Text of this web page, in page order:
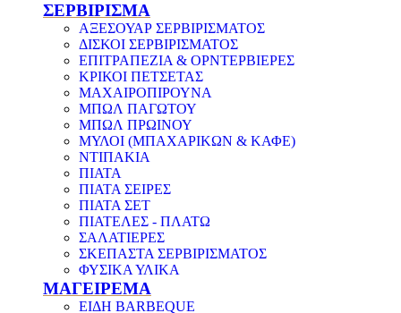
ΣΕΡΒΙΡΙΣΜΑ
ΑΞΕΣΟΥΑΡ ΣΕΡΒΙΡΙΣΜΑΤΟΣ
ΔΙΣΚΟΙ ΣΕΡΒΙΡΙΣΜΑΤΟΣ
ΕΠΙΤΡΑΠΕΖΙΑ & ΟΡΝΤΕΡΒΙΕΡΕΣ
ΚΡΙΚΟΙ ΠΕΤΣΕΤΑΣ
ΜΑΧΑΙΡΟΠΙΡΟΥΝΑ
ΜΠΩΛ ΠΑΓΩΤΟΥ
ΜΠΩΛ ΠΡΩΙΝΟΥ
ΜΥΛΟΙ (ΜΠΑΧΑΡΙΚΩΝ & ΚΑΦΕ)
ΝΤΙΠΑΚΙΑ
ΠΙΑΤΑ
ΠΙΑΤΑ ΣΕΙΡΕΣ
ΠΙΑΤΑ ΣΕΤ
ΠΙΑΤΕΛΕΣ - ΠΛΑΤΩ
ΣΑΛΑΤΙΕΡΕΣ
ΣΚΕΠΑΣΤΑ ΣΕΡΒΙΡΙΣΜΑΤΟΣ
ΦΥΣΙΚΑ ΥΛΙΚΑ
ΜΑΓΕΙΡΕΜΑ
ΕΙΔΗ BARBEQUE